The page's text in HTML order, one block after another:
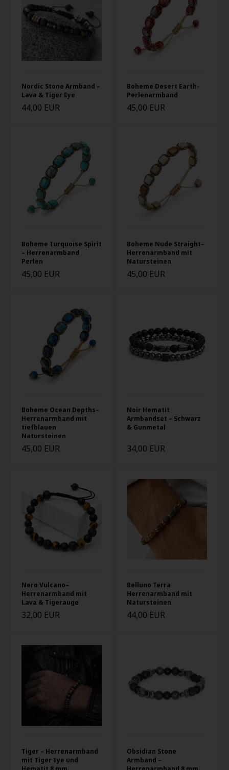
Nordic Stone Armband –
Lava & Tiger Eye
44,00 EUR
Boheme Desert Earth-
Perlenarmband
45,00 EUR
Boheme Turquoise Spirit
– Herrenarmband
Perlen
45,00 EUR
Boheme Nude Straight–
Herrenarmband mit
Natursteinen
45,00 EUR
Boheme Ocean Depths–
Herrenarmband mit
tiefblauen
Natursteinen
45,00 EUR
Noir Hematit
Armbandset – Schwarz
& Gunmetal
34,00 EUR
Nero Vulcano–
Herrenarmband mit
Lava & Tigerauge
32,00 EUR
Belluno Terra
Herrenarmband mit
Natursteinen
44,00 EUR
Tiger – Herrenarmband
mit Tiger Eye und
Obsidian Stone
Armband –